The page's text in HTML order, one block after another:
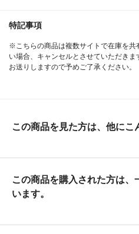
特記事項
※こちらの商品は複数サイトで在庫を共
い場合、キャンセルとさせていただき
お送りしますので予めご了承ください。
この商品を見た方は、他にこ
この商品を購入された方は
います。